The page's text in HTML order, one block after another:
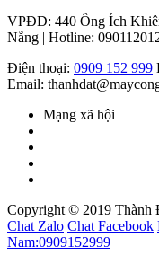
VPĐD: 440 Ông Ích
Nẵng | Hotline:
Điện thoại: 0909 152 999
Email:
Mạng xã hội
Copyright © 2019 Thành
Chat Zalo Chat Facebook
Nam:0909152999